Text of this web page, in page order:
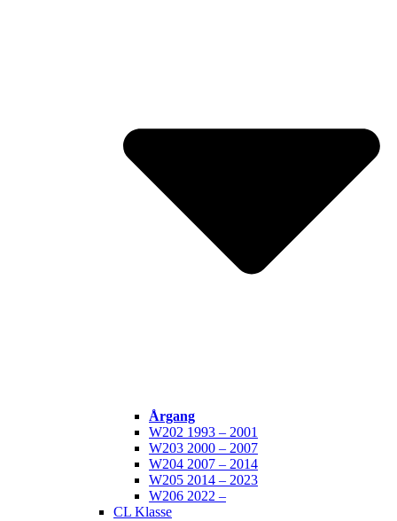
Årgang
W202 1993 – 2001
W203 2000 – 2007
W204 2007 – 2014
W205 2014 – 2023
W206 2022 –
CL Klasse